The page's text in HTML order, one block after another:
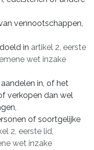
vennootschappen,
in artikel 2, eerste
wet inzake
in, of het
verkopen dan wel
of soortgelijke
2, eerste lid,
wet inzake